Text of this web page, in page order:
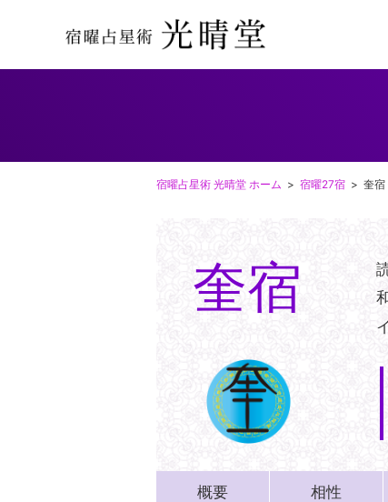
宿曜占星術 光晴堂 ホーム 宿曜27宿 奎宿
奎宿
概要 相性